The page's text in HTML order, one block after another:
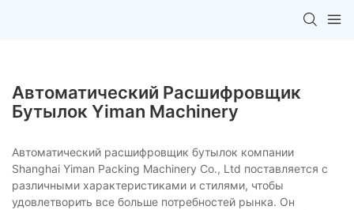
Автоматический Расшифровщик
Бутылок Yiman Machinery
Автоматический расшифровщик бутылок компании
Shanghai Yiman Packing Machinery Co., Ltd поставляется с
различными характеристиками и стилями, чтобы
удовлетворить все больше потребностей рынка. Он